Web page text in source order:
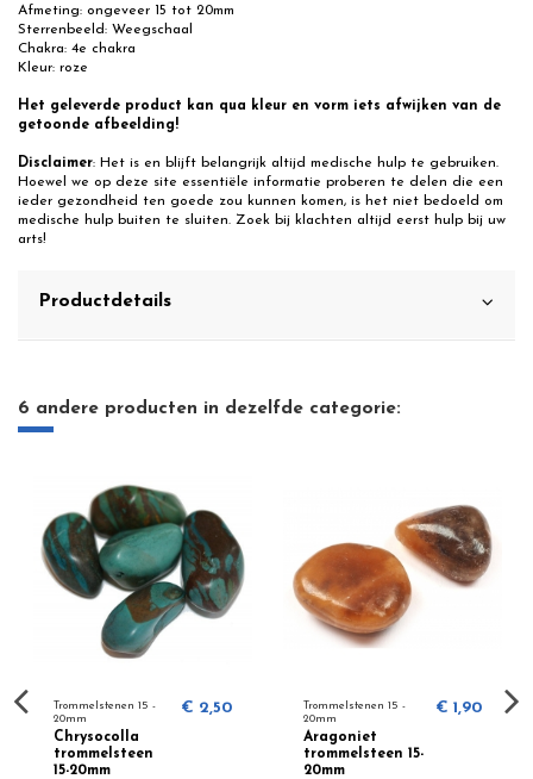
Afmeting: ongeveer 15 tot 20mm
Sterrenbeeld: Weegschaal
Chakra: 4e chakra
Kleur: roze
Het geleverde product kan qua kleur en vorm iets afwijken van de
getoonde afbeelding!
Disclaimer: Het is en blijft belangrijk altijd medische hulp te gebruiken.
Hoewel we op deze site essentiële informatie proberen te delen die een
ieder gezondheid ten goede zou kunnen komen, is het niet bedoeld om
medische hulp buiten te sluiten. Zoek bij klachten altijd eerst hulp bij uw
arts!
Productdetails
6 andere producten in dezelfde categorie:
Trommelstenen 15 -
20mm
Chrysocolla
trommelsteen
15-20mm
€ 2,50
Trommelstenen 15 -
20mm
Aragoniet
trommelsteen 15-
20mm
€ 1,90